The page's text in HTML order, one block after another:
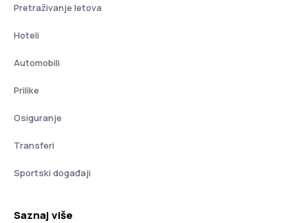
Pretraživanje letova
Hoteli
Automobili
Prilike
Osiguranje
Transferi
Sportski događaji
Saznaj više